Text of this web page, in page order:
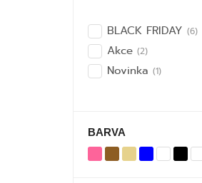
BLACK FRIDAY (6)
Akce (2)
Novinka (1)
BARVA